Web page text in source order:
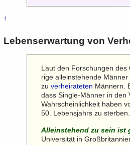
↑
Lebenserwartung von
Laut den Forschungen des
rige alleinstehende
zuverheirateten Männern.
dass Single-Männer in den
Wahrscheinlichkeit haben
50. Lebensjahrs zu sterben.
Alleinstehend zu sein ist
Universität in